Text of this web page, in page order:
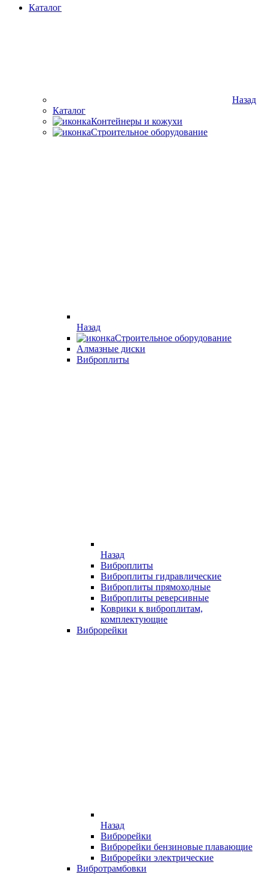
Каталог
Назад
Каталог
Контейнеры и кожухи
Строительное оборудование
Назад
Строительное оборудование
Алмазные диски
Виброплиты
Назад
Виброплиты
Виброплиты гидравлические
Виброплиты прямоходные
Виброплиты реверсивные
Коврики к виброплитам,
комплектующие
Виброрейки
Назад
Виброрейки
Виброрейки бензиновые плавающие
Виброрейки электрические
Вибротрамбовки